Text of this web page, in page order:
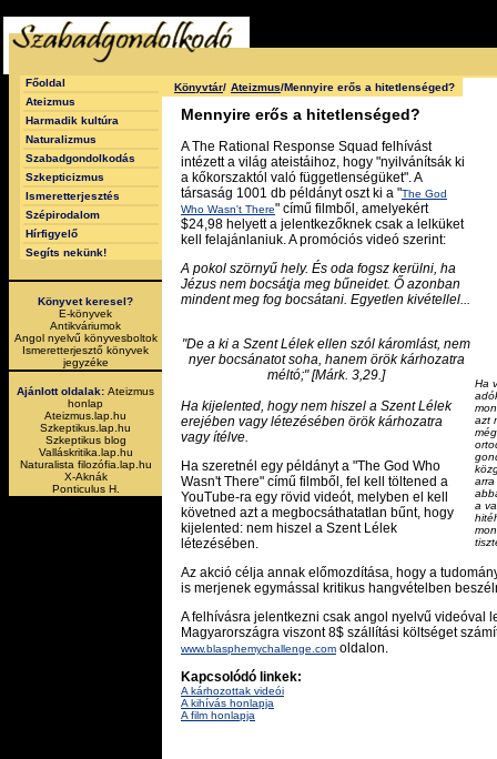
Főoldal
Ateizmus
Harmadik kultúra
Naturalizmus
Szabadgondolkodás
Szkepticizmus
Ismeretterjesztés
Szépirodalom
Hírfigyelő
Segíts nekünk!
Könyvet keresel?
E-könyvek
Antikváriumok
Angol nyelvű könyvesboltok
Ismeretterjesztő könyvek
jegyzéke
Ajánlott oldalak: Ateizmus
honlap
Ateizmus.lap.hu
Szkeptikus.lap.hu
Szkeptikus blog
Valláskritika.lap.hu
Naturalista filozófia.lap.hu
X-Aknák
Ponticulus H.
Könyvtár/ Ateizmus/Mennyire erős a hitetlenséged?
Ha
azt
a
Mennyire erős a hitetlenséged?
A The Rational Response Squad felhívást
intézett a világ ateistáihoz, hogy "nyilvánítsák ki
a kőkorszaktól való függetlenségüket". A
társaság 1001 db példányt oszt ki a "The God
Who Wasn't There" című filmből, amelyekért
$24,98 helyett a jelentkezőknek csak a lelküket
kell felajánlaniuk. A promóciós videó szerint:
A pokol szörnyű hely. És oda fogsz kerülni, ha
Jézus nem bocsátja meg bűneidet. Ő azonban
mindent meg fog bocsátani. Egyetlen kivétellel...
"De a ki a Szent Lélek ellen szól káromlást, nem
nyer bocsánatot soha, hanem örök kárhozatra
méltó;" [Márk. 3,29.]
Ha kijelented, hogy nem hiszel a Szent Lélek
erejében vagy létezésében örök kárhozatra
vagy ítélve.
Ha szeretnél egy példányt a "The God Who
Wasn't There" című filmből, fel kell töltened a
YouTube-ra egy rövid videót, melyben el kell
követned azt a megbocsáthatatlan bűnt, hogy
kijelented: nem hiszel a Szent Lélek
létezésében.
Az akció célja annak előmozdítása, hogy a
is merjenek egymással kritikus hangvételben
A felhívásra jelentkezni csak angol nyelvű videóval
Magyarországra viszont 8$ szállítási költséget
www.blasphemychallenge.com oldalon.
Kapcsolódó linkek:
A kárhozottak videói
A kihívás honlapja
A film honlapja